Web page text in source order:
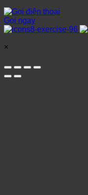
Gọi ngay
×